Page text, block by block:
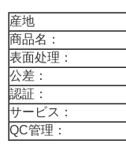
産地
商品名：
表面处理：
公差：
認証：
サービス：
QC管理：